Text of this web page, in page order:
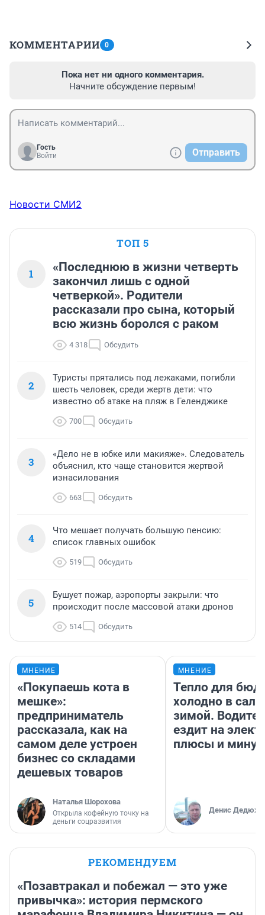
КОММЕНТАРИИ 0
Пока нет ни одного комментария.
Начните обсуждение первым!
Гость
Войти
Отправить
Новости СМИ2
ТОП 5
1
«Последнюю в жизни четверть
закончил лишь с одной
четверкой». Родители
рассказали про сына, который
всю жизнь боролся с раком
4 318 Обсудить
2
Туристы прятались под лежаками, погибли
шесть человек, среди жертв дети: что
известно об атаке на пляж в Геленджике
700 Обсудить
3
«Дело не в юбке или макияже». Следователь
объяснил, кто чаще становится жертвой
изнасилования
663 Обсудить
4
Что мешает получать большую пенсию:
список главных ошибок
519 Обсудить
5
Бушует пожар, аэропорты закрыли: что
происходит после массовой атаки дронов
514 Обсудить
МНЕНИЕ
«Покупаешь кота в
мешке»:
предприниматель
рассказала, как на
самом деле устроен
бизнес со складами
дешевых товаров
Наталья Шорохова
Открыла кофейную точку на
деньги соцразвития
МНЕНИЕ
Тепло для
холодно в
зимой.
ездит на
плюсы и
Денис
РЕКОМЕНДУЕМ
«Позавтракал и побежал — это уже
привычка»: история пермского